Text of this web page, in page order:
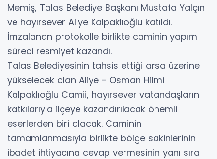
Memiş, Talas Belediye Başkanı Mustafa Yalçın
ve hayırsever Aliye Kalpaklıoğlu katıldı.
İmzalanan protokolle birlikte caminin yapım
süreci resmiyet kazandı.
Talas Belediyesinin tahsis ettiği arsa üzerine
yükselecek olan Aliye - Osman Hilmi
Kalpaklıoğlu Camii, hayırsever vatandaşların
katkılarıyla ilçeye kazandırılacak önemli
eserlerden biri olacak. Caminin
tamamlanmasıyla birlikte bölge sakinlerinin
ibadet ihtiyacına cevap vermesinin yanı sıra